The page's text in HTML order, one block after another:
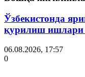
Ўзбекистонда
қурилиш ишлари
06.08.2026, 17:57
0